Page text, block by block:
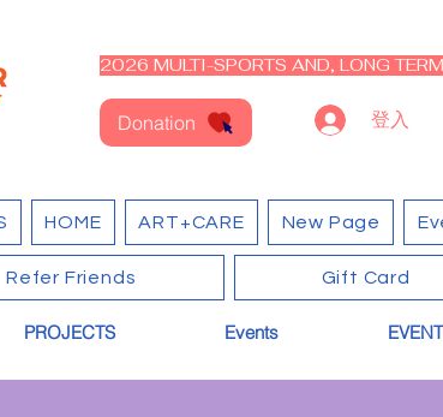
2026 MULTI-SPORTS AND, LONG
Donation 登入
HOME ART+CARE New Page
Refer Friends Gift Card
PROJECTS Events EVENT